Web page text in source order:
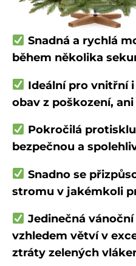
Snadná a rychlá
během několika
Ideální pro vnitřní
obav z poškození,
Pokročilá
bezpečnou a
Snadno se
stromu v jakémkoli
Jedinečná
vzhledem větví v
ztráty zelených